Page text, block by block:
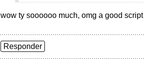
wow ty soooooo much, omg a good
Responder